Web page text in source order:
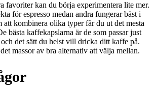
favoriter kan du börja experimentera lite mer.
för espresso medan andra fungerar bäst i
kombinera olika typer får du ut det mesta
bästa kaffekapslarna är de som passar just
det sätt du helst vill dricka ditt kaffe på.
massor av bra alternativ att välja mellan.